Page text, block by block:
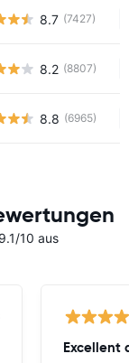
8.7 (7427)
8.2 (8807)
8.8 (6965)
10 aus
Excellent